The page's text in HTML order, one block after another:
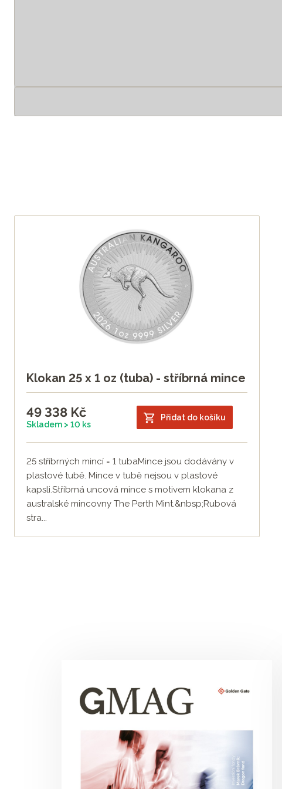
Klokan 25 x 1 oz (tuba) - stříbrná mince
49 338 Kč
Skladem > 10 ks
Přidat do košíku
25 stříbrných mincí = 1 tubaMince jsou dodávány v
plastové tubě. Mince v tubě nejsou v plastové
kapsli.Stříbrná uncová mince s motivem klokana z
australské mincovny The Perth Mint.&nbsp;Rubová
stra...